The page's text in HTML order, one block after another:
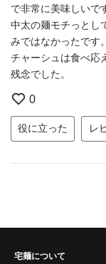
で非常に美味しいで
中太の麺モチっとし
みではなかったです。
チャーシュは食べ応
残念でした。
0
役に立った レ
宅麺について